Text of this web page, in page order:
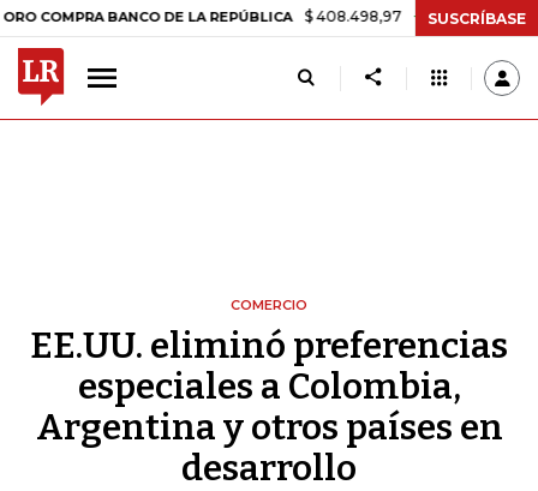
BANCO DE LA REPÚBLICA $ 408.498,97 +$ 8.753,81 +2,19%
SUSCRÍBASE
COMERCIO
EE.UU. eliminó preferencias
especiales a Colombia,
Argentina y otros países en
desarrollo